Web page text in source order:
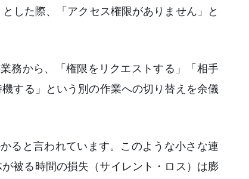
した際、「アクセス権限がありません」と
務から、「権限をリクエストする」「相手
する」という別の作業への切り替えを余儀
ると言われています。このような小さな連
被る時間の損失（サイレント・ロス）は膨